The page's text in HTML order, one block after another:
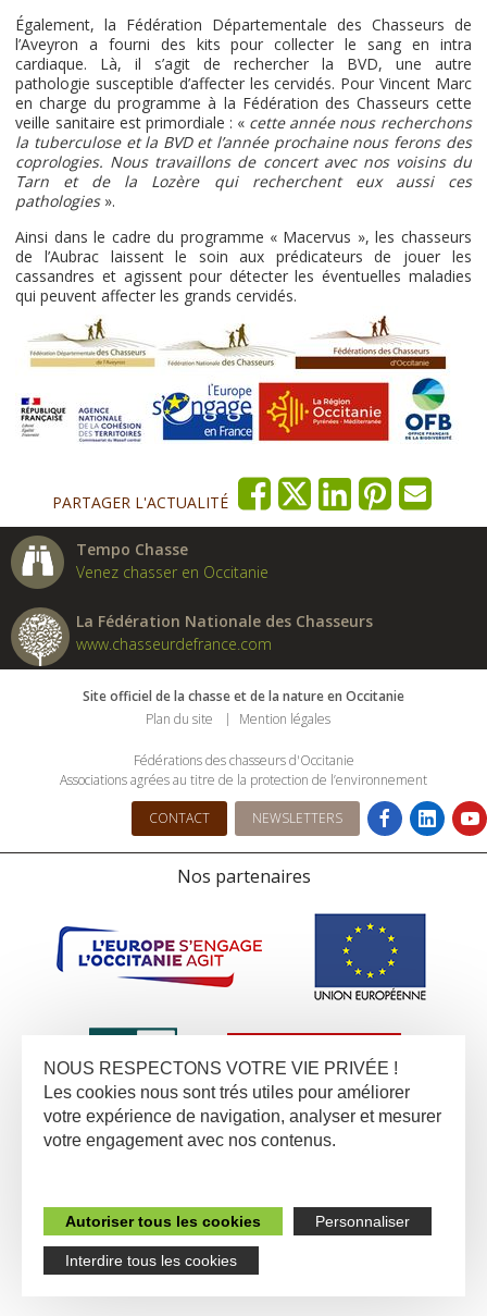
Également, la Fédération Départementale des Chasseurs de
l’Aveyron a fourni des kits pour collecter le sang en intra
cardiaque. Là, il s’agit de rechercher la BVD, une autre
pathologie susceptible d’affecter les cervidés. Pour Vincent Marc
en charge du programme à la Fédération des Chasseurs cette
veille sanitaire est primordiale : « cette année nous recherchons
la tuberculose et la BVD et l’année prochaine nous ferons des
coprologies. Nous travaillons de concert avec nos voisins du
Tarn et de la Lozère qui recherchent eux aussi ces
pathologies».
Ainsi dans le cadre du programme « Macervus », les chasseurs
de l’Aubrac laissent le soin aux prédicateurs de jouer les
cassandres et agissent pour détecter les éventuelles maladies
qui peuvent affecter les grands cervidés.
PARTAGER L'ACTUALITÉ
Tempo Chasse
Venez chasser en Occitanie
La Fédération Nationale des Chasseurs
www.chasseurdefrance.com
Site officiel de la chasse et de la nature en Occitanie
Plan du site
Mention légales
Fédérations des chasseurs d'Occitanie
Associations agrées au titre de la protection de l’environnement
CONTACT NEWSLETTERS
Nos partenaires
NOUS RESPECTONS VOTRE VIE PRIVÉE !
Les cookies nous sont trés utiles pour améliorer
votre expérience de navigation, analyser et mesurer
votre engagement avec nos contenus.
Autoriser tous les cookies Personnaliser
Interdire tous les cookies